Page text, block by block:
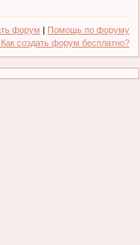
форум | Помощь по форуму